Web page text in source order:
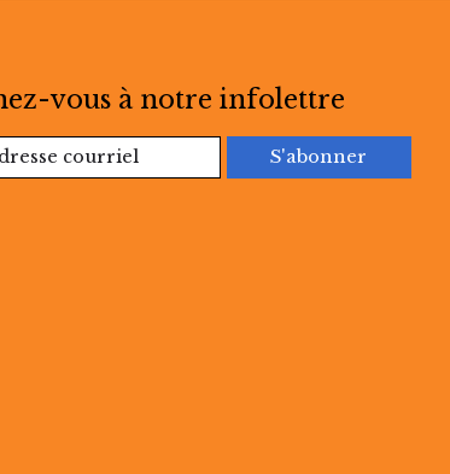
vous à notre infolettre
S'abonner